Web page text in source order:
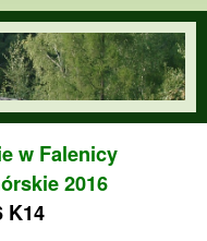
w Falenicy
2016
K14